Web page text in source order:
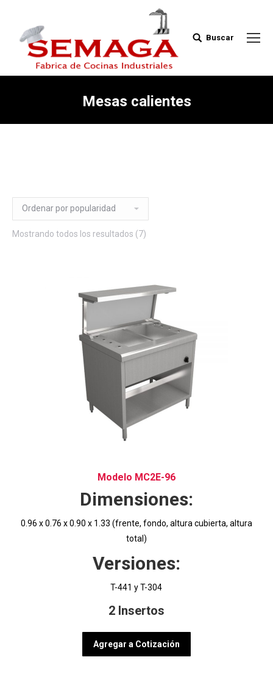
Buscar:
Buscar
Mesas calientes
Mostrando todos los resultados (7)
Modelo MC2E-96
Dimensiones:
0.96 x 0.76 x 0.90 x 1.33 (frente, fondo, altura cubierta, altura
total)
Versiones:
T-441 y T-304
2 Insertos
Agregar a Cotización